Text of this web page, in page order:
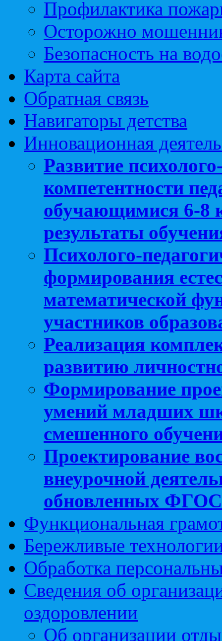
Профилактика
Осторожно
Безопасность на
Карта сайта
Обратная связь
Навигаторы детства
Инновационная
Развитие
компетентности
обучающимися 6-8
результаты
Психолого-
формирования
математической
участников
Реализация
развитию
Формирование
умений младших
смешенного
Проектирование
внеурочной
обновленных
Функциональная
Бережливые
Обработка
Сведения об
оздоровлении
Об организации